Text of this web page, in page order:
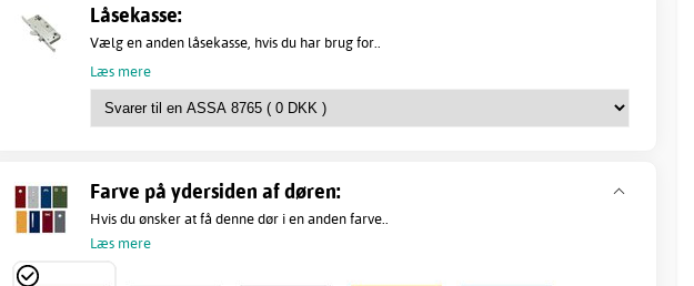
Låsekasse:
Vælg en anden låsekasse, hvis du har brug for..
Læs mere
Farve på ydersiden af døren:
Hvis du ønsker at få denne dør i en anden farve..
Læs mere